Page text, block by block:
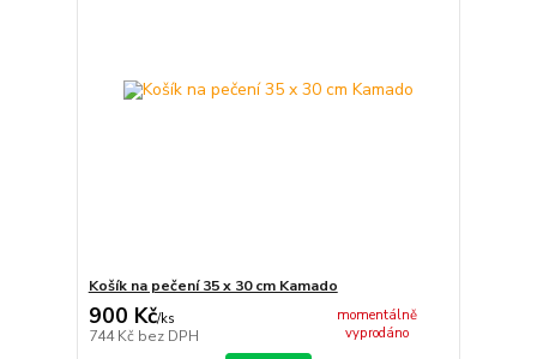
Košík na pečení 35 x 30 cm Kamado
900 Kč/ks
744 Kč bez DPH
momentálně
vyprodáno